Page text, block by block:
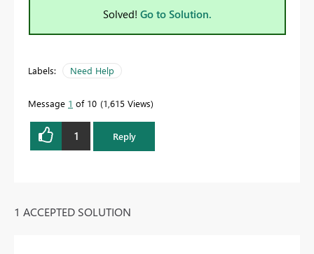
Solved! Go to Solution.
Labels: Need Help
Message 1 of 10 1,615 Views
1 Reply
1 ACCEPTED SOLUTION